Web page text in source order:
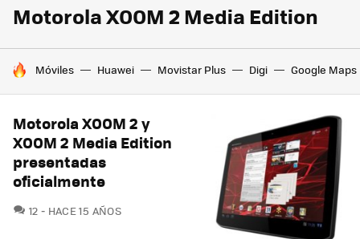
Motorola XOOM 2 Media Edition
HOY SE HABLA DE
Móviles Huawei Movistar Plus Digi Google Maps
Motorola XOOM 2 y
XOOM 2 Media Edition
presentadas
oficialmente
12 COMENTARIOS
HACE 15 AÑOS